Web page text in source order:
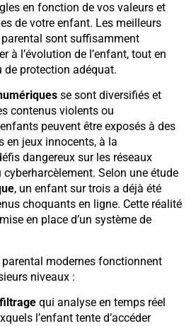
en fonction de vos valeurs et
de votre enfant. Les meilleurs
sont suffisamment
à l’évolution de l’enfant, tout en
protection adéquat.
se sont diversifiés et
contenus violents ou
peuvent être exposés à des
en jeux innocents, à la
dangereux sur les réseaux
Selon une étude
, un enfant sur trois a déjà été
choquants en ligne. Cette réalité
en place d’un système de
modernes fonctionnent
niveaux :
qui analyse en temps réel
l’enfant tente d’accéder